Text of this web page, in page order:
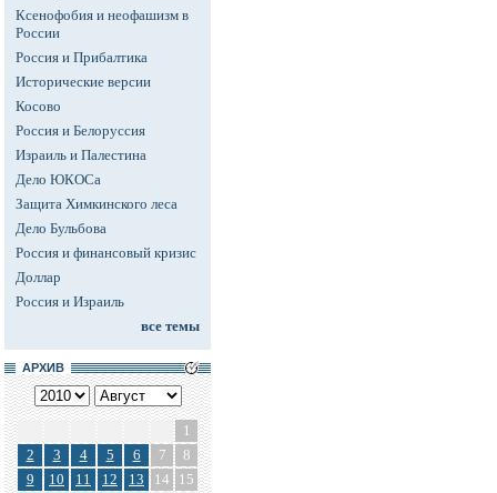
Ксенофобия и неофашизм в
России
Россия и Прибалтика
Исторические версии
Косово
Россия и Белоруссия
Израиль и Палестина
Дело ЮКОСа
Защита Химкинского леса
Дело Бульбова
Россия и финансовый кризис
Доллар
Россия и Израиль
все темы
АРХИВ
1
2
3 4 5 6 7
8
9
10 11 12 13 14
15